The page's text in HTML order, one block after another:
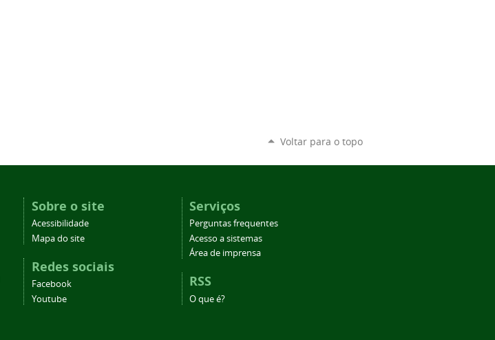
Voltar para o topo
Sobre o site
Acessibilidade
Mapa do site
Redes sociais
Facebook
Youtube
Serviços
Perguntas frequentes
Acesso a sistemas
Área de imprensa
RSS
O que é?